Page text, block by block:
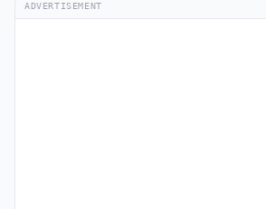
ADVERTISEMENT